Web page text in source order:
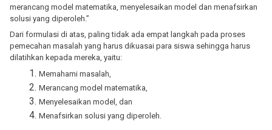
merancang model matematika, menyelesaikan model dan menafsirkan
solusi yang diperoleh.”
Dari formulasi di atas, paling tidak ada empat langkah pada proses
pemecahan masalah yang harus dikuasai para siswa sehingga harus
dilatihkan kepada mereka, yaitu:
Memahami masalah,
Merancang model matematika,
Menyelesaikan model, dan
Menafsirkan solusi yang diperoleh.